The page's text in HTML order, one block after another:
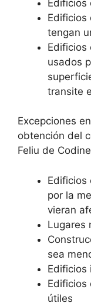
Edificios
Edificios
tengan
Edificios
usados
transite
Excepciones
obtención del
Feliu de
Edificios
por la
vieran
Lugares
sea
Edificios
Edificios
útiles